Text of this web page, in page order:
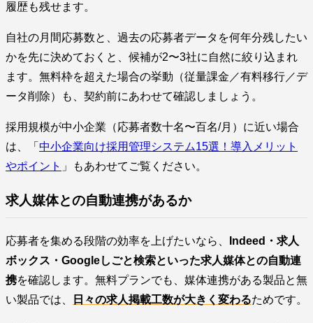
履歴も残せます。
自社の月間応募数と、過去の応募者データを何年分残したい
かを先に決めておくと、候補が2〜3社に自然に絞り込まれ
ます。無料枠を超えた場合の挙動（従量課金／有料移行／デ
ータ削除）も、契約前にあわせて確認しましょう。
採用規模が中小企業（応募者数十名〜百名/月）に近い場合
は、「 中小企業向け採用管理システム15選！導入メリット
やポイント 」もあわせてご覧ください。
求人媒体との自動連携があるか
応募者を集める段階の効率を上げたいなら、
Indeed・求人
ボックス・Googleしごと検索といった求人媒体との自動連
携を確認します。無料プランでも、媒体連携がある製品と無
い製品では、
日々の求人掲載工数が大きく変わるためです。